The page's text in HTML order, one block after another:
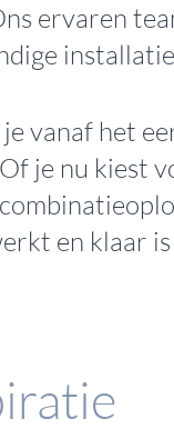
ervaren
vanaf het
je nu kiest
en klaar